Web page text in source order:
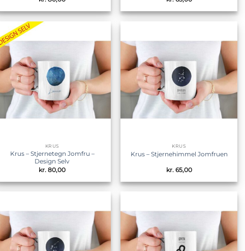
Tilføj til
ønskeliste
KRUS
Krus – Stjernetegn Jomfru –
Design Selv
kr. 80,00
Tilføj til
ønskeliste
KRUS
Krus – Stjernehimmel Jomfruen
kr.65,00
Tilføj til
ønskeliste
Tilføj til
ønskeliste